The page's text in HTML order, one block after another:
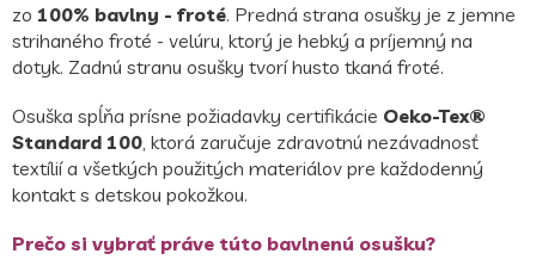
zo 100% bavlny - froté. Predná strana osušky je z jemne
strihaného froté - velúru, ktorý je hebký a príjemný na
dotyk. Zadnú stranu osušky tvorí husto tkaná froté.
Osuška spĺňa prísne požiadavky certifikácie Oeko-Tex®
Standard 100 , ktorá zaručuje zdravotnú nezávadnosť
textílií a všetkých použitých materiálov pre každodenný
kontakt s detskou pokožkou.
Prečo si vybrať práve túto bavlnenú osušku?